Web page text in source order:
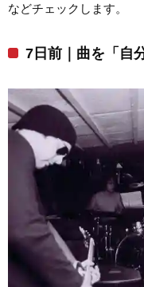
などチェックします。
7日前｜曲を「自